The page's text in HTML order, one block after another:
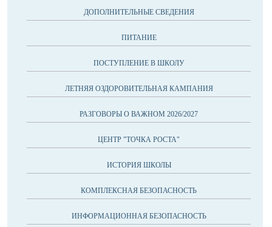
ДОПОЛНИТЕЛЬНЫЕ СВЕДЕНИЯ
ПИТАНИЕ
ПОСТУПЛЕНИЕ В ШКОЛУ
ЛЕТНЯЯ ОЗДОРОВИТЕЛЬНАЯ КАМПАНИЯ
РАЗГОВОРЫ О ВАЖНОМ 2026/2027
ЦЕНТР "ТОЧКА РОСТА"
ИСТОРИЯ ШКОЛЫ
КОМПЛЕКСНАЯ БЕЗОПАСНОСТЬ
ИНФОРМАЦИОННАЯ БЕЗОПАСНОСТЬ